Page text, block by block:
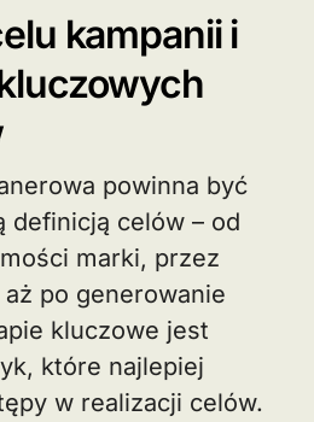
kampanii i
powinna być
definicją celów – od
marki, przez
po generowanie
kluczowe jest
które najlepiej
w realizacji celów.